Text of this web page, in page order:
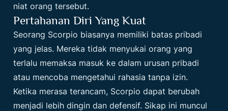
niat orang tersebut.
Pertahanan Diri Yang Kuat
Seorang Scorpio biasanya memiliki batas pribadi
yang jelas. Mereka tidak menyukai orang yang
terlalu memaksa masuk ke dalam urusan pribadi
atau mencoba mengetahui rahasia tanpa izin.
Ketika merasa terancam, Scorpio dapat berubah
menjadi lebih dingin dan defensif. Sikap ini muncul